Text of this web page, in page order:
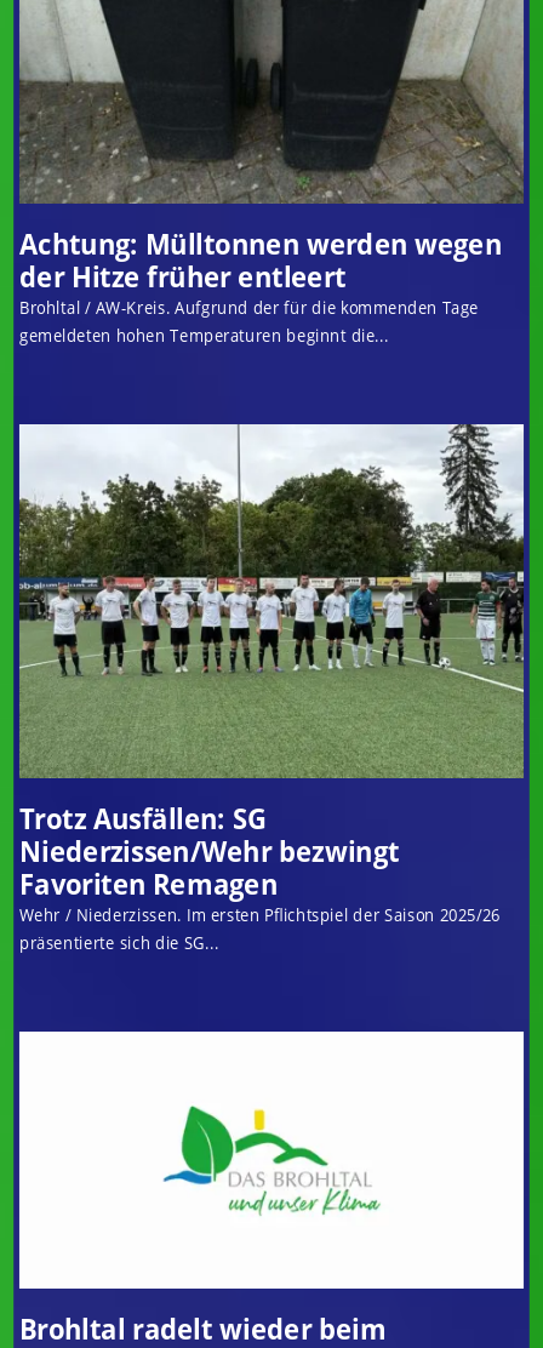
Achtung: Mülltonnen werden wegen
der Hitze früher entleert
Brohltal / AW-Kreis. Aufgrund der für die kommenden Tage
gemeldeten hohen Temperaturen beginnt die...
Trotz Ausfällen: SG
Niederzissen/Wehr bezwingt
Favoriten Remagen
Wehr / Niederzissen. Im ersten Pflichtspiel der Saison 2025/26
präsentierte sich die SG...
Brohltal radelt wieder beim